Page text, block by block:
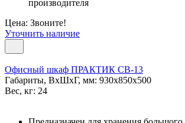
производителя
Цена: Звоните!
Уточнить наличие
Офисный шкаф ПРАКТИК СВ-13
Габариты, ВxШxГ, мм: 930x850x500
Вес, кг: 24